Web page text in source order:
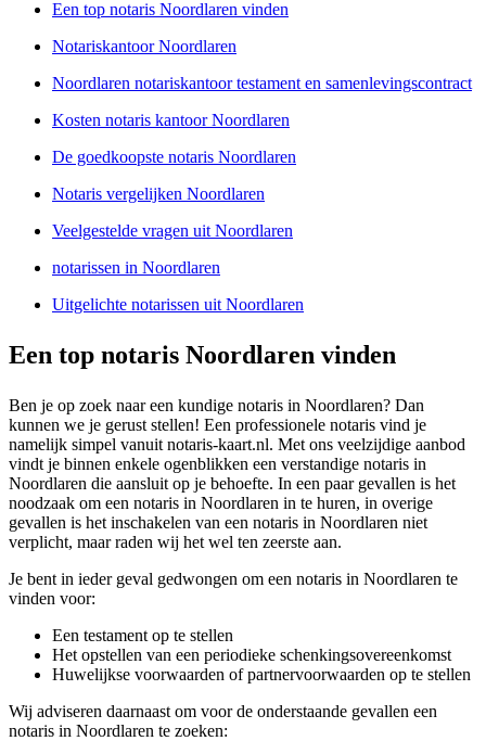
Een top notaris Noordlaren vinden
Notariskantoor Noordlaren
Noordlaren notariskantoor testament en samenlevingscontract
Kosten notaris kantoor Noordlaren
De goedkoopste notaris Noordlaren
Notaris vergelijken Noordlaren
Veelgestelde vragen uit Noordlaren
notarissen in Noordlaren
Uitgelichte notarissen uit Noordlaren
Een top notaris Noordlaren vinden
Ben je op zoek naar een kundige notaris in Noordlaren? Dan
kunnen we je gerust stellen! Een professionele notaris vind je
namelijk simpel vanuit notaris-kaart.nl. Met ons veelzijdige aanbod
vindt je binnen enkele ogenblikken een verstandige notaris in
Noordlaren die aansluit op je behoefte. In een paar gevallen is het
noodzaak om een notaris in Noordlaren in te huren, in overige
gevallen is het inschakelen van een notaris in Noordlaren niet
verplicht, maar raden wij het wel ten zeerste aan.
Je bent in ieder geval gedwongen om een notaris in Noordlaren te
vinden voor:
Een testament op te stellen
Het opstellen van een periodieke schenkingsovereenkomst
Huwelijkse voorwaarden of partnervoorwaarden op te stellen
Wij adviseren daarnaast om voor de onderstaande gevallen een
notaris in Noordlaren te zoeken: